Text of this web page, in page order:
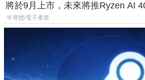
將於9月上市，未來將推Ryzen AI
Max系列處理器與對應升級版
半導體/電子產業